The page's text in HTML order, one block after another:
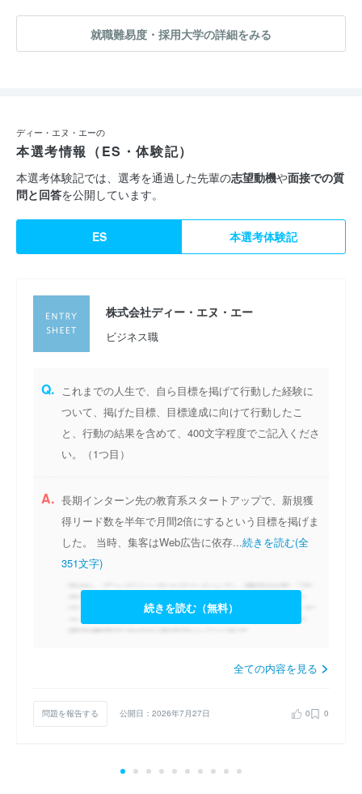
就職難易度・採用大学の詳細をみる
ディー・エヌ・エーの
本選考情報（ES・体験記）
本選考体験記では、選考を通過した先輩の志望動機や面接での質
問と回答を公開しています。
ES 本選考体験記
株式会社ディー・エヌ・エー
ビジネス職
Q. これまでの人生で、自ら目標を掲げて行動した経験に
ついて、掲げた目標、目標達成に向けて行動したこ
と、行動の結果を含めて、400文字程度でご記入くださ
い。（1つ目）
A. 長期インターン先の教育系スタートアップで、新規獲
得リード数を半年で月間2倍にするという目標を掲げま
した。 当時、集客はWeb広告に依存...続きを読む(全
351文字)
続きを読む（無料）
全ての内容を見る
問題を報告する 公開日：2026年7月27日 0 0